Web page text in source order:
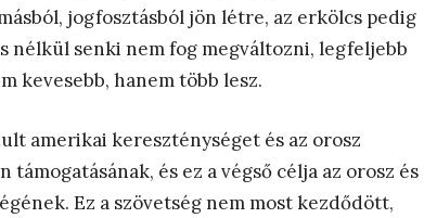
jogfosztásból jön létre, az erkölcs pedig
nélkül senki nem fog megváltozni, legfeljebb
kevesebb, hanem több lesz.
amerikai kereszténységet és az orosz
és ez a végső célja az orosz és
Ez a szövetség nem most kezdődött,